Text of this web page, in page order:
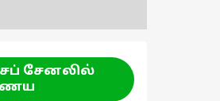
சேனலில்